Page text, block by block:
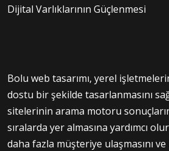
Dijital Varlıklarının Güçlenmesi
Bolu web tasarımı, yerel
dostu bir şekilde tasarlanmasını
sitelerinin arama motoru
sıralarda yer almasına yardımcı
daha fazla müşteriye ulaşmasını